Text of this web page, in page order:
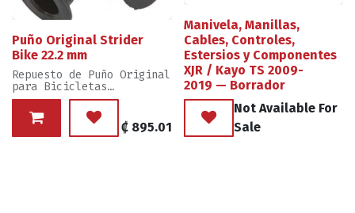
Puño Original Strider
Bike 22.2 mm
Repuesto de Puño Original
para Bicicletas
Manofactura: Generic
Medida: 22.2 mm Color
negro únicamente
₡ 895.01
Manivela, Manillas,
Cables, Controles,
Estersios y Componentes
XJR / Kayo TS 2009-
2019 — Borrador
Not Available For
Sale